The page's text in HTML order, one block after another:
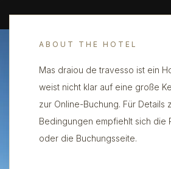
ABOUT THE HOTEL
Mas draiou de travesso ist ein
weist nicht klar auf eine große
zur Online-Buchung. Für Details
Bedingungen empfiehlt sich die
oder die Buchungsseite.